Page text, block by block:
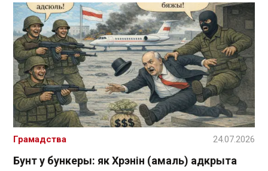
Бунт у бункеры: як Хрэнін (амаль) адкрыта
Грамадства 24.07.2026